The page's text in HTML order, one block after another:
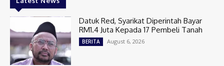
Datuk Red, Syarikat Diperintah Bayar
RM1.4 Juta Kepada 17 Pembeli Tanah
BERITA August 6, 2026